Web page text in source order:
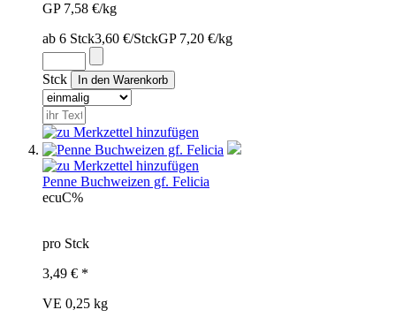
GP 7,58 €/kg
ab 6 Stck3,60 €/StckGP 7,20 €/kg
Stck
Penne Buchweizen gf. Felicia
ecuC%
pro Stck
3,49 € *
VE 0,25 kg